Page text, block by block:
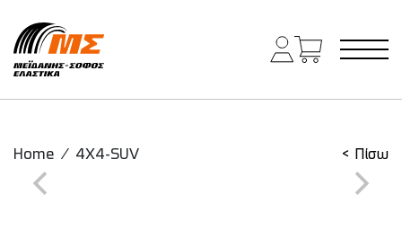
Main Navigation
Home / 4X4-SUV < Πίσω